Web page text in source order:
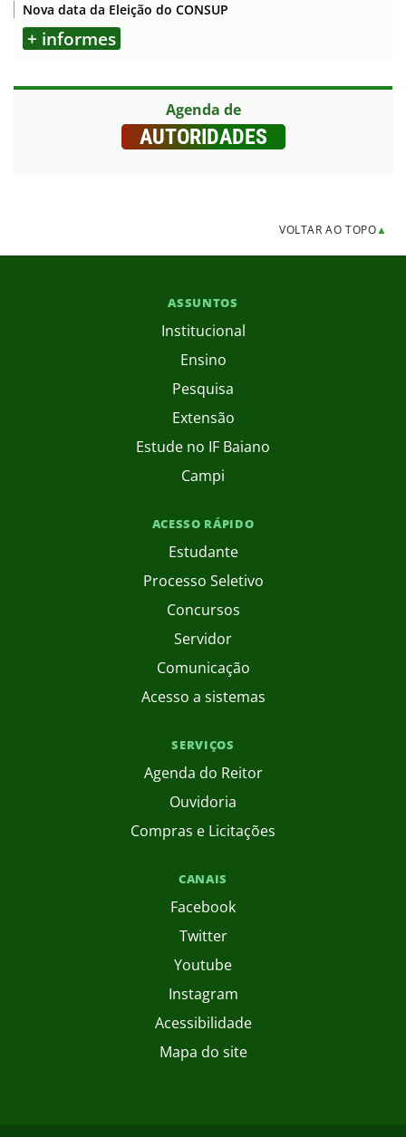
Nova data da Eleição do CONSUP
+ informes
Agenda de
AUTORIDADES
VOLTAR AO TOPO▲
ASSUNTOS
Institucional
Ensino
Pesquisa
Extensão
Estude no IF Baiano
Campi
ACESSO RÁPIDO
Estudante
Processo Seletivo
Concursos
Servidor
Comunicação
Acesso a sistemas
SERVIÇOS
Agenda do Reitor
Ouvidoria
Compras e Licitações
CANAIS
Facebook
Twitter
Youtube
Instagram
Acessibilidade
Mapa do site